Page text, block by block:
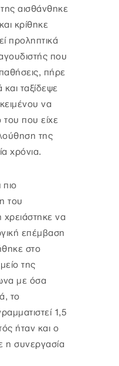
αισθάνθηκε
κρίθηκε
προληπτικά
που
πήρε
και ταξίδεψε
να
του που είχε
της
χρόνια.
πιο
του
να
επέμβαση
στο
της
με όσα
το
1,5
ήταν και ο
η συνεργασία